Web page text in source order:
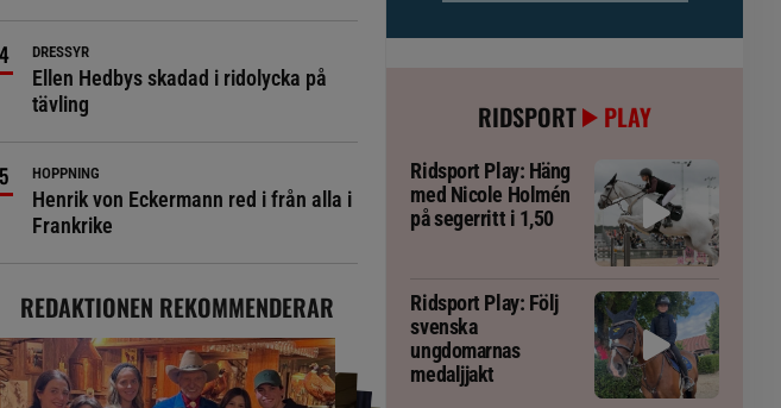
DRESSYR
Ellen Hedbys skadad i ridolycka på
tävling
HOPPNING
Henrik von Eckermann red i från alla i
Frankrike
REDAKTIONEN REKOMMENDERAR
RIDSPORT PLAY
Ridsport Play: Häng
med Nicole Holmén
på segerritt i 1,50
Ridsport Play: Följ
svenska
ungdomarnas
medaljjakt